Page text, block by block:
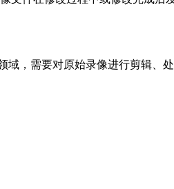
，需要对原始录像进行剪辑、处